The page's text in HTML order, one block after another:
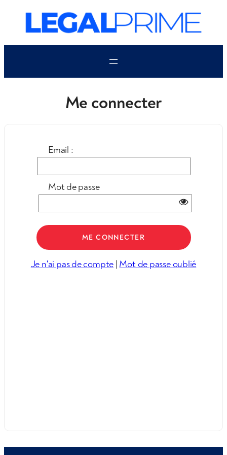
contenu
Me connecter
Email :
Mot de passe
Je n'ai pas de compte | Mot de passe oublié